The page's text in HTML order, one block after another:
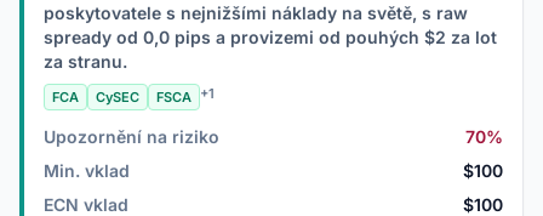
poskytovatele s nejnižšími náklady na světě, s raw
spready od 0,0 pips a provizemi od pouhých $2 za lot
za stranu.
FCA CySEC FSCA +1
Upozornění na riziko
70%
Min. vklad
$100
ECN vklad
$100